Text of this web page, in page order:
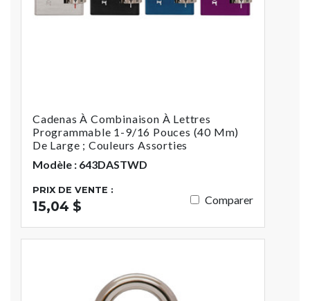
Cadenas À Combinaison À Lettres
Programmable 1-9/16 Pouces (40 Mm)
De Large ; Couleurs Assorties
Modèle : 643DASTWD
PRIX DE VENTE :
15,04 $ Comparer